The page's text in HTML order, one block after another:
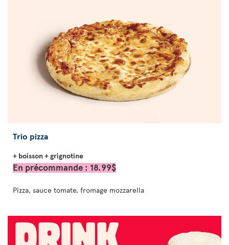
Trio pizza
+ boisson + grignotine
En précommande : 18.99$
Pizza, sauce tomate, fromage mozzarella